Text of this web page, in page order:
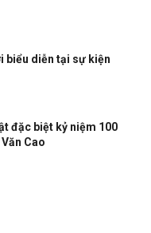
biểu diễn tại sự kiện
đặc biệt kỷ niệm 100
Cao